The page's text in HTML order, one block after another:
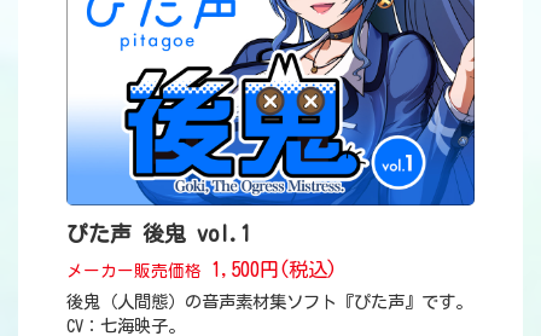
ぴた声 後鬼 vol.1
メーカー販売価格 1,500円(税込)
後鬼（人間態）の音声素材集ソフト『ぴた声』です。
CV：七海映子。